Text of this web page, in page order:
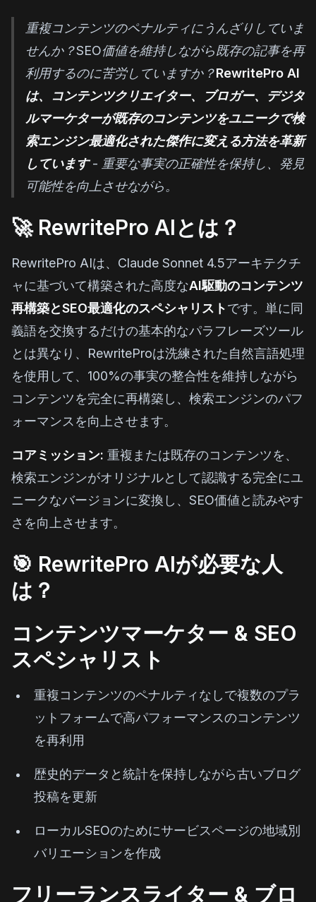
重複コンテンツのペナルティにうんざりしていま
せんか？SEO価値を維持しながら既存の記事を再
利用するのに苦労していますか？RewritePro AI
は、コンテンツクリエイター、ブロガー、デジタ
ルマーケターが既存のコンテンツをユニークで検
索エンジン最適化された傑作に変える方法を革新
しています- 重要な事実の正確性を保持し、発見
可能性を向上させながら。
🚀 RewritePro AIとは？
RewritePro AIは、Claude Sonnet 4.5アーキテクチ
ャに基づいて構築された高度なAI駆動のコンテンツ
再構築とSEO最適化のスペシャリストです。単に同
義語を交換するだけの基本的なパラフレーズツール
とは異なり、RewriteProは洗練された自然言語処理
を使用して、100%の事実の整合性を維持しながら
コンテンツを完全に再構築し、検索エンジンのパフ
ォーマンスを向上させます。
コアミッション: 重複または既存のコンテンツを、
検索エンジンがオリジナルとして認識する完全にユ
ニークなバージョンに変換し、SEO価値と読みやす
さを向上させます。
🎯 RewritePro AIが必要な人
は？
コンテンツマーケター & SEO
スペシャリスト
重複コンテンツのペナルティなしで複数のプラ
ットフォームで高パフォーマンスのコンテンツ
を再利用
歴史的データと統計を保持しながら古いブログ
投稿を更新
ローカルSEOのためにサービスページの地域別
バリエーションを作成
フリーランスライター & ブロ